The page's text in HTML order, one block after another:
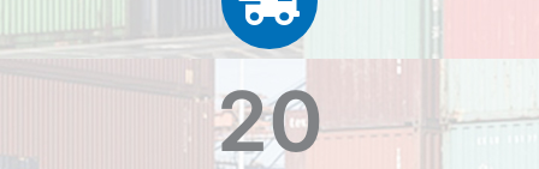
20